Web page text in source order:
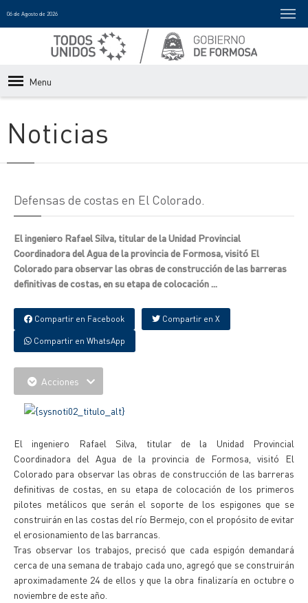
06 de Agosto de 2026
Menu
Noticias
Defensas de costas en El Colorado.
El ingeniero Rafael Silva, titular de la Unidad Provincial
Coordinadora del Agua de la provincia de Formosa, visitó El
Colorado para observar las obras de construcción de las barreras
definitivas de costas, en su etapa de colocación ...
Compartir en Facebook Compartir en X
Compartir en WhatsApp
Acciones
El ingeniero Rafael Silva, titular de la Unidad Provincial
Coordinadora del Agua de la provincia de Formosa, visitó El
Colorado para observar las obras de construcción de las barreras
definitivas de costas, en su etapa de colocación de los primeros
pilotes metálicos que serán el soporte de los espigones que se
construirán en las costas del río Bermejo, con el propósito de evitar
el erosionamiento de las barrancas.
Tras observar los trabajos, precisó que cada espigón demandará
cerca de una semana de trabajo cada uno, agregó que se construirán
aproximadamente 24 de ellos y que la obra finalizaría en octubre o
noviembre de este año.